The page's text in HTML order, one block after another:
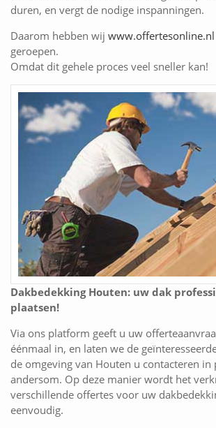
duren, en vergt de nodige inspanningen.
Daarom hebben wij www.offertesonline.nl
geroepen.
Omdat dit gehele proces veel sneller kan!
Dakbedekking Houten: uw dak
plaatsen!
Via ons platform geeft u uw
éénmaal in, en laten we de
de omgeving van Houten u contacteren in
andersom. Op deze manier wordt het
verschillende offertes voor uw
eenvoudig.